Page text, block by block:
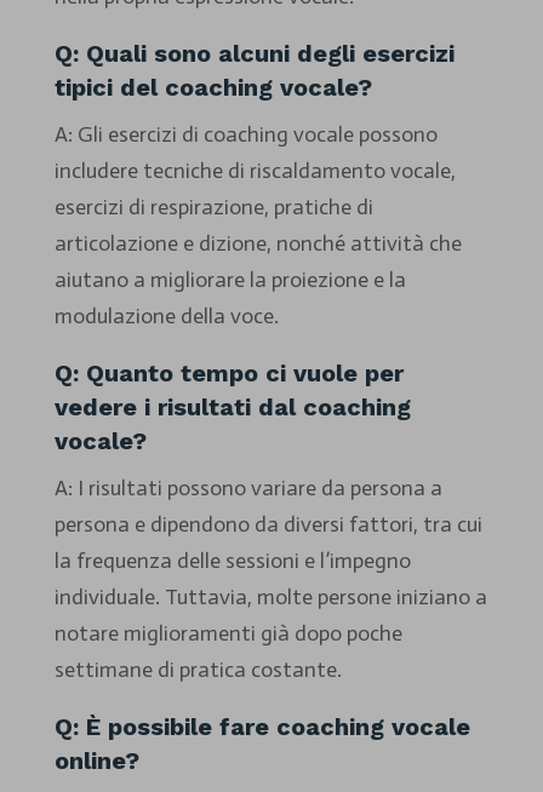
Q: Quali sono alcuni degli esercizi
tipici del coaching vocale?
A: Gli esercizi di coaching vocale possono
includere tecniche di riscaldamento vocale,
esercizi di respirazione, pratiche di
articolazione e dizione, nonché attività che
aiutano a migliorare la proiezione e la
modulazione della voce.
Q: Quanto tempo ci vuole per
vedere i risultati dal coaching
vocale?
A: I risultati possono variare da persona a
persona e dipendono da diversi fattori, tra cui
la frequenza delle sessioni e l’impegno
individuale. Tuttavia, molte persone iniziano a
notare miglioramenti già dopo poche
settimane di pratica costante.
Q: È possibile fare coaching vocale
online?